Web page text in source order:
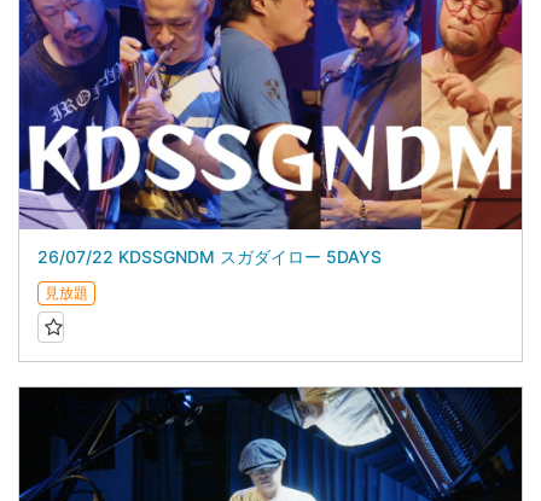
26/07/22 KDSSGNDM スガダイロー 5DAYS
見放題